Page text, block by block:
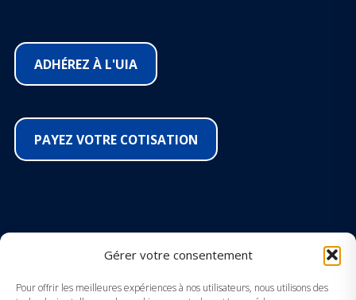
Gérer votre consentement
Pour offrir les meilleures expériences à nos utilisateurs, nous utilisons des
ADHÉREZ À L'UIA
PAYEZ VOTRE COTISATION